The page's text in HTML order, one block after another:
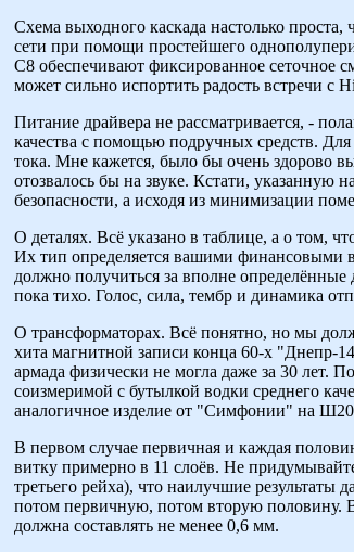
Схема выходного каскада настолько
сети при помощи простейшего
C8 обеспечивают фиксированное сеточное
может сильно испортить радость встречи с
Питание драйвера не рассматривается, -
качества с помощью подручных средств.
тока. Мне кажется, было бы очень здорово
отозвалось бы на звуке. Кстати, указанную
безопасности, а исходя из минимизации
О деталях. Всё указано в таблице, а о том,
Их тип определяется вашими финансовыми
должно получиться за вполне
пока тихо. Голос, сила, тембр и динамика
О трансформаторах. Всё понятно, но мы
хита магнитной записи конца 60-х "Днепр-
армада физически не могла даже за 30 лет.
соизмеримой с бутылкой водки среднего
аналогичное изделие от "Симфонии" на
В первом случае первичная и каждая
витку примерно в 11 слоёв. Не
третьего рейха), что наилучшие результаты
потом первичную, потом вторую половину.
должна составлять не менее 0,6 мм.